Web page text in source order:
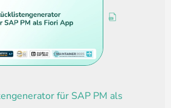
für SAP PM als